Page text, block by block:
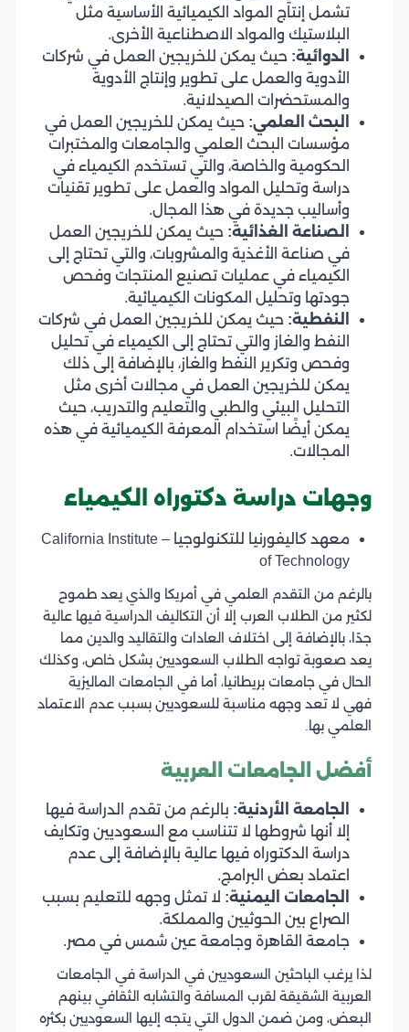
تشمل إنتاج المواد الكيميائية الأساسية مثل
البلاستيك والمواد الاصطناعية الأخرى.
الدوائية: حيث يمكن للخريجين العمل في شركات
الأدوية والعمل على تطوير وإنتاج الأدوية
والمستحضرات الصيدلانية.
البحث العلمي: حيث يمكن للخريجين العمل في
مؤسسات البحث العلمي والجامعات والمختبرات
الحكومية والخاصة، والتي تستخدم الكيمياء في
دراسة وتحليل المواد والعمل على تطوير تقنيات
وأساليب جديدة في هذا المجال.
الصناعة الغذائية: حيث يمكن للخريجين العمل
في صناعة الأغذية والمشروبات، والتي تحتاج إلى
الكيمياء في عمليات تصنيع المنتجات وفحص
جودتها وتحليل المكونات الكيميائية.
النفطية: حيث يمكن للخريجين العمل في شركات
النفط والغاز والتي تحتاج إلى الكيمياء في تحليل
وفحص وتكرير النفط والغاز، بالإضافة إلى ذلك
يمكن للخريجين العمل في مجالات أخرى مثل
التحليل البيئي والطبي والتعليم والتدريب، حيث
يمكن أيضًا استخدام المعرفة الكيميائية في هذه
المجالات.
وجهات دراسة دكتوراه الكيمياء
معهد كاليفورنيا للتكنولوجيا – California Institute
of Technology
بالرغم من التقدم العلمي في أمريكا والذي يعد طموح
لكثير من الطلاب العرب إلا أن التكاليف الدراسية فيها عالية
جدًا، بالإضافة إلى اختلاف العادات والتقاليد والدين مما
يعد صعوبة تواجه الطلاب السعوديين بشكل خاص، وكذلك
الحال في جامعات بريطانيا، أما في الجامعات الماليزية
فهي لا تعد وجهه مناسبة للسعوديين بسبب عدم الاعتماد
العلمي بها.
أفضل الجامعات العربية
الجامعة الأردنية: بالرغم من تقدم الدراسة فيها
إلا أنها شروطها لا تتناسب مع السعوديين وتكايف
دراسة الدكتوراه فيها عالية بالإضافة إلى عدم
اعتماد بعض البرامج.
الجامعات اليمنية: لا تمثل وجهه للتعليم بسبب
الصراع بين الحوثيين والمملكة.
جامعة القاهرة وجامعة عين شمس في مصر.
لذا يرغب الباحثين السعوديين في الدراسة في الجامعات
العربية الشقيقة لقرب المسافة والتشابه الثقافي بينهم
البعض، ومن ضمن الدول التي يتجه إليها السعوديين بكثره